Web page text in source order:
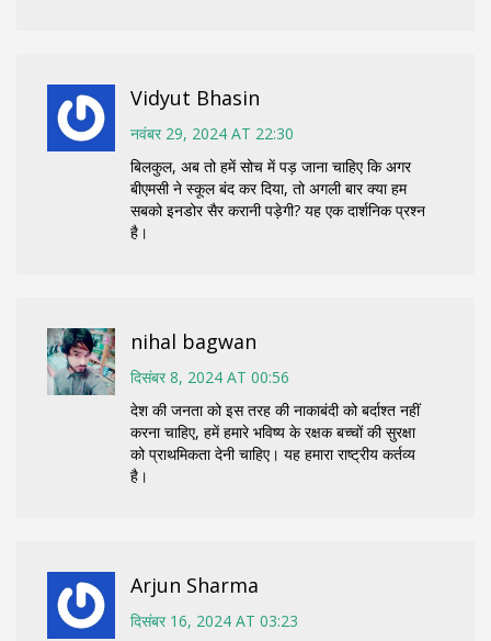
Vidyut Bhasin
नवंबर 29, 2024 AT 22:30
बिलकुल, अब तो हमें सोच में पड़ जाना चाहिए कि अगर
बीएमसी ने स्कूल बंद कर दिया, तो अगली बार क्या हम
सबको इनडोर सैर करानी पड़ेगी? यह एक दार्शनिक प्रश्न
है।
nihal bagwan
दिसंबर 8, 2024 AT 00:56
देश की जनता को इस तरह की नाकाबंदी को बर्दाश्त नहीं
करना चाहिए, हमें हमारे भविष्य के रक्षक बच्चों की सुरक्षा
को प्राथमिकता देनी चाहिए। यह हमारा राष्ट्रीय कर्तव्य
है।
Arjun Sharma
दिसंबर 16, 2024 AT 03:23